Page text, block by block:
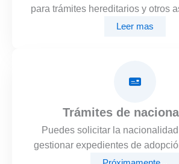
para trámites hereditarios y otros
Leer mas
Trámites de
Puedes solicitar la
gestionar expedientes de